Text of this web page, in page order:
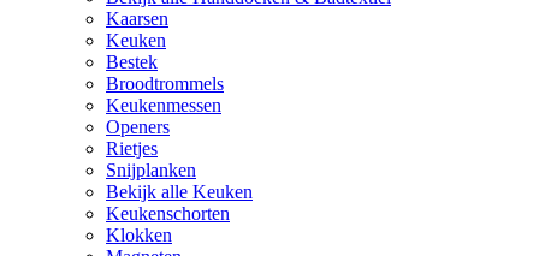
Kaarsen
Keuken
Bestek
Broodtrommels
Keukenmessen
Openers
Rietjes
Snijplanken
Bekijk alle Keuken
Keukenschorten
Klokken